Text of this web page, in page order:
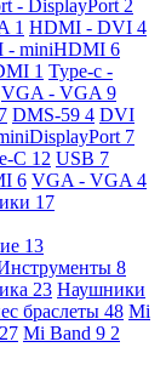
- DisplayPort 2
1 HDMI - DVI 4
- miniHDMI 6
1 Type-c -
VGA - VGA 9
7 DMS-59 4 DVI
7
C 12 USB 7
6 VGA - VGA 4
17
13
8
23 Наушники
браслеты 48 Mi
27 Mi Band 9 2